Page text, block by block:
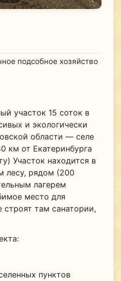
подсобное хозяйство
участок 15 соток в
и экологически
области — селе
км от Екатеринбурга
Участок находится в
лесу, рядом (200
лагерем
место для
строят там санатории,
пунктов